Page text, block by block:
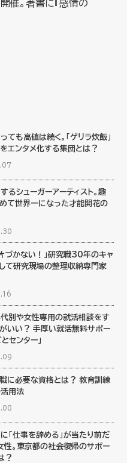
開催。著書に『感情の
ても高値は続く。「ゲリラ炊飯」
エンタメ化する集団とは？
るシューガーアーティスト。趣
て世界一になった才能開花の
づかない！」研究職30年のキャ
て研究現場の整理収納専門家
別や女性専用の就活相談をす
いい？ 手厚い就活無料サポー
とセンター」
に必要な資格とは？ 教育訓練
用法
「仕事を辞める」が当たり前だ
。東京都の社会復帰のサポー
？